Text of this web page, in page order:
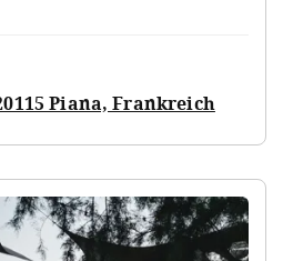
Piana, Frankreich